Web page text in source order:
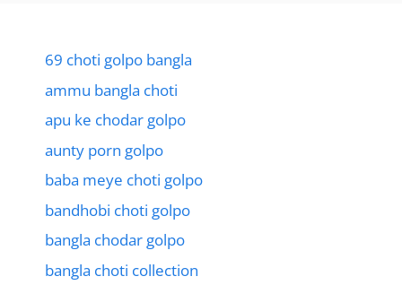
69 choti golpo bangla
ammu bangla choti
apu ke chodar golpo
aunty porn golpo
baba meye choti golpo
bandhobi choti golpo
bangla chodar golpo
bangla choti collection